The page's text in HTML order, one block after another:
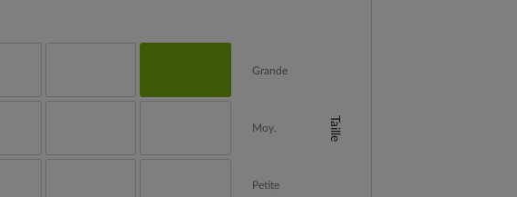
Grande
Moy.
Petite
Taille